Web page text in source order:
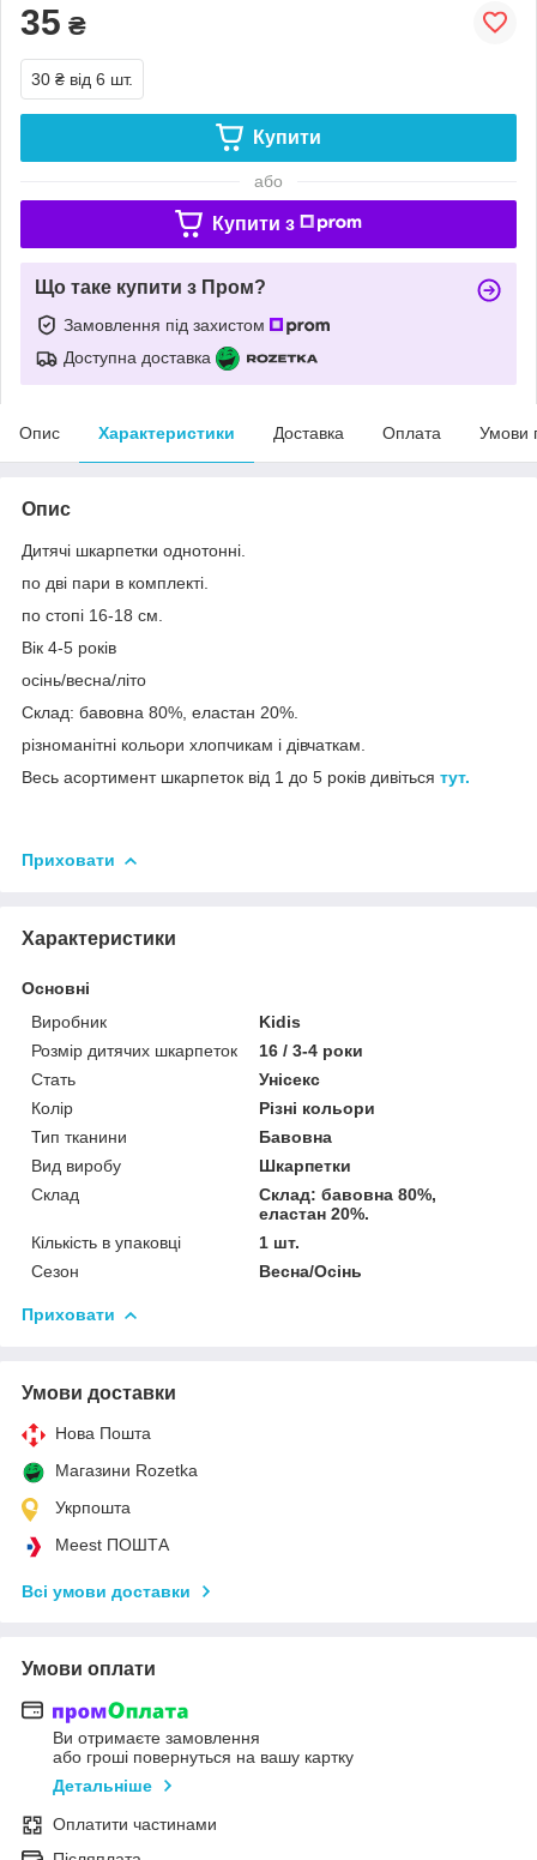
35 ₴
30 ₴ від 6 шт.
Купити
або
Купити з
Що таке купити з Пром?
Замовлення під захистом
Доступна доставка
Опис Характеристики Доставка Оплата Умови
Опис
Дитячі шкарпетки однотонні.
по дві пари в комплекті.
по стопі 16-18 см.
Вік 4-5 років
осінь/весна/літо
Склад: бавовна 80%, еластан 20%.
різноманітні кольори хлопчикам і дівчаткам.
Весь асортимент шкарпеток від 1 до 5 років дивіться тут.
Приховати
Характеристики
Основні
Виробник
Kidis
Розмір дитячих шкарпеток
16 / 3-4 роки
Стать
Унісекс
Колір
Різні кольори
Тип тканини
Бавовна
Вид виробу
Шкарпетки
Склад
Склад: бавовна 80%,
еластан 20%.
Кількість в упаковці
1 шт.
Сезон
Весна/Осінь
Приховати
Умови доставки
Нова Пошта
Магазини Rozetka
Укрпошта
Meest ПОШТА
Всі умови доставки
Умови оплати
Ви отримаєте замовлення
або гроші повернуться на вашу картку
Детальніше
Оплатити частинами